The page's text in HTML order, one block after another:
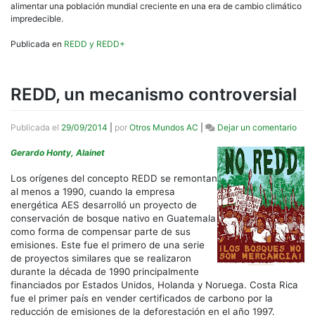
alimentar una población mundial creciente en una era de cambio climático
impredecible.
Publicada en REDD y REDD+
REDD, un mecanismo controversial
Publicada el 29/09/2014 por Otros Mundos AC Dejar un comentarioen
un
Gerardo Honty, Alainet
Los orígenes del concepto REDD se remontan
al menos a 1990, cuando la empresa
energética AES desarrolló un proyecto de
conservación de bosque nativo en Guatemala
como forma de compensar parte de sus
emisiones. Este fue el primero de una serie
de proyectos similares que se realizaron
durante la década de 1990 principalmente
financiados por Estados Unidos, Holanda y Noruega. Costa Rica
fue el primer país en vender certificados de carbono por la
reducción de emisiones de la deforestación en el año 1997.